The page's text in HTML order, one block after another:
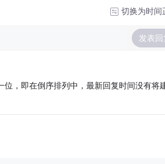
切换为时间
发表回
，即在倒序排列中，最新回复时间没有将